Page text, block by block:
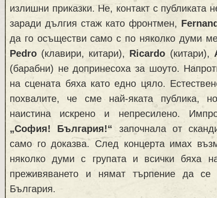
излишни приказки. Не, контакт с публиката
заради дългия стаж като фронтмен,
да го осъществи само с по няколко думи
Pedro (клавири, китари), Ricardo (китари),
(барабни) не допринесоха за шоуто.
на сцената бяха като едно цяло.
похвалите, че сме най-яката публика,
наистина искрено и непресилено.
„София! България!“ започнала от
само го доказва. След концерта имах
няколко думи с групата и всички бяха
преживяването и нямат търпение да се
България.